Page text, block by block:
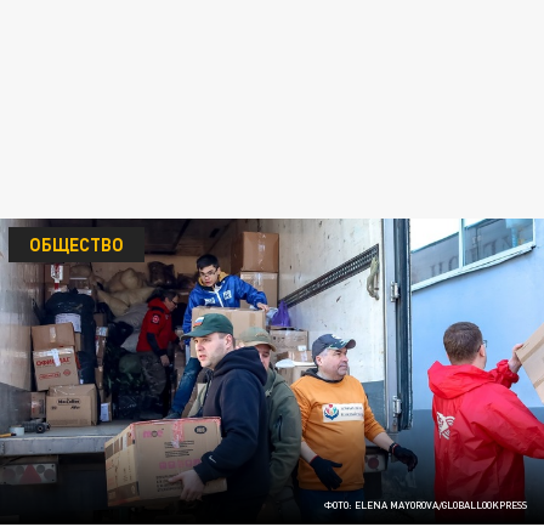
ФОТО: ELENA MAYOROVA/GLOBALLOOKPRESS
ОБЩЕСТВО